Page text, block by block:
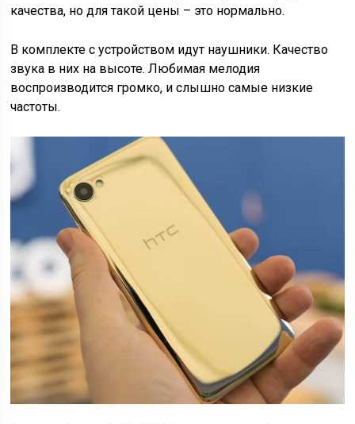
качества, но для такой цены – это нормально.
В комплекте с устройством идут наушники. Качество
звука в них на высоте. Любимая мелодия
воспроизводится громко, и слышно самые низкие
частоты.